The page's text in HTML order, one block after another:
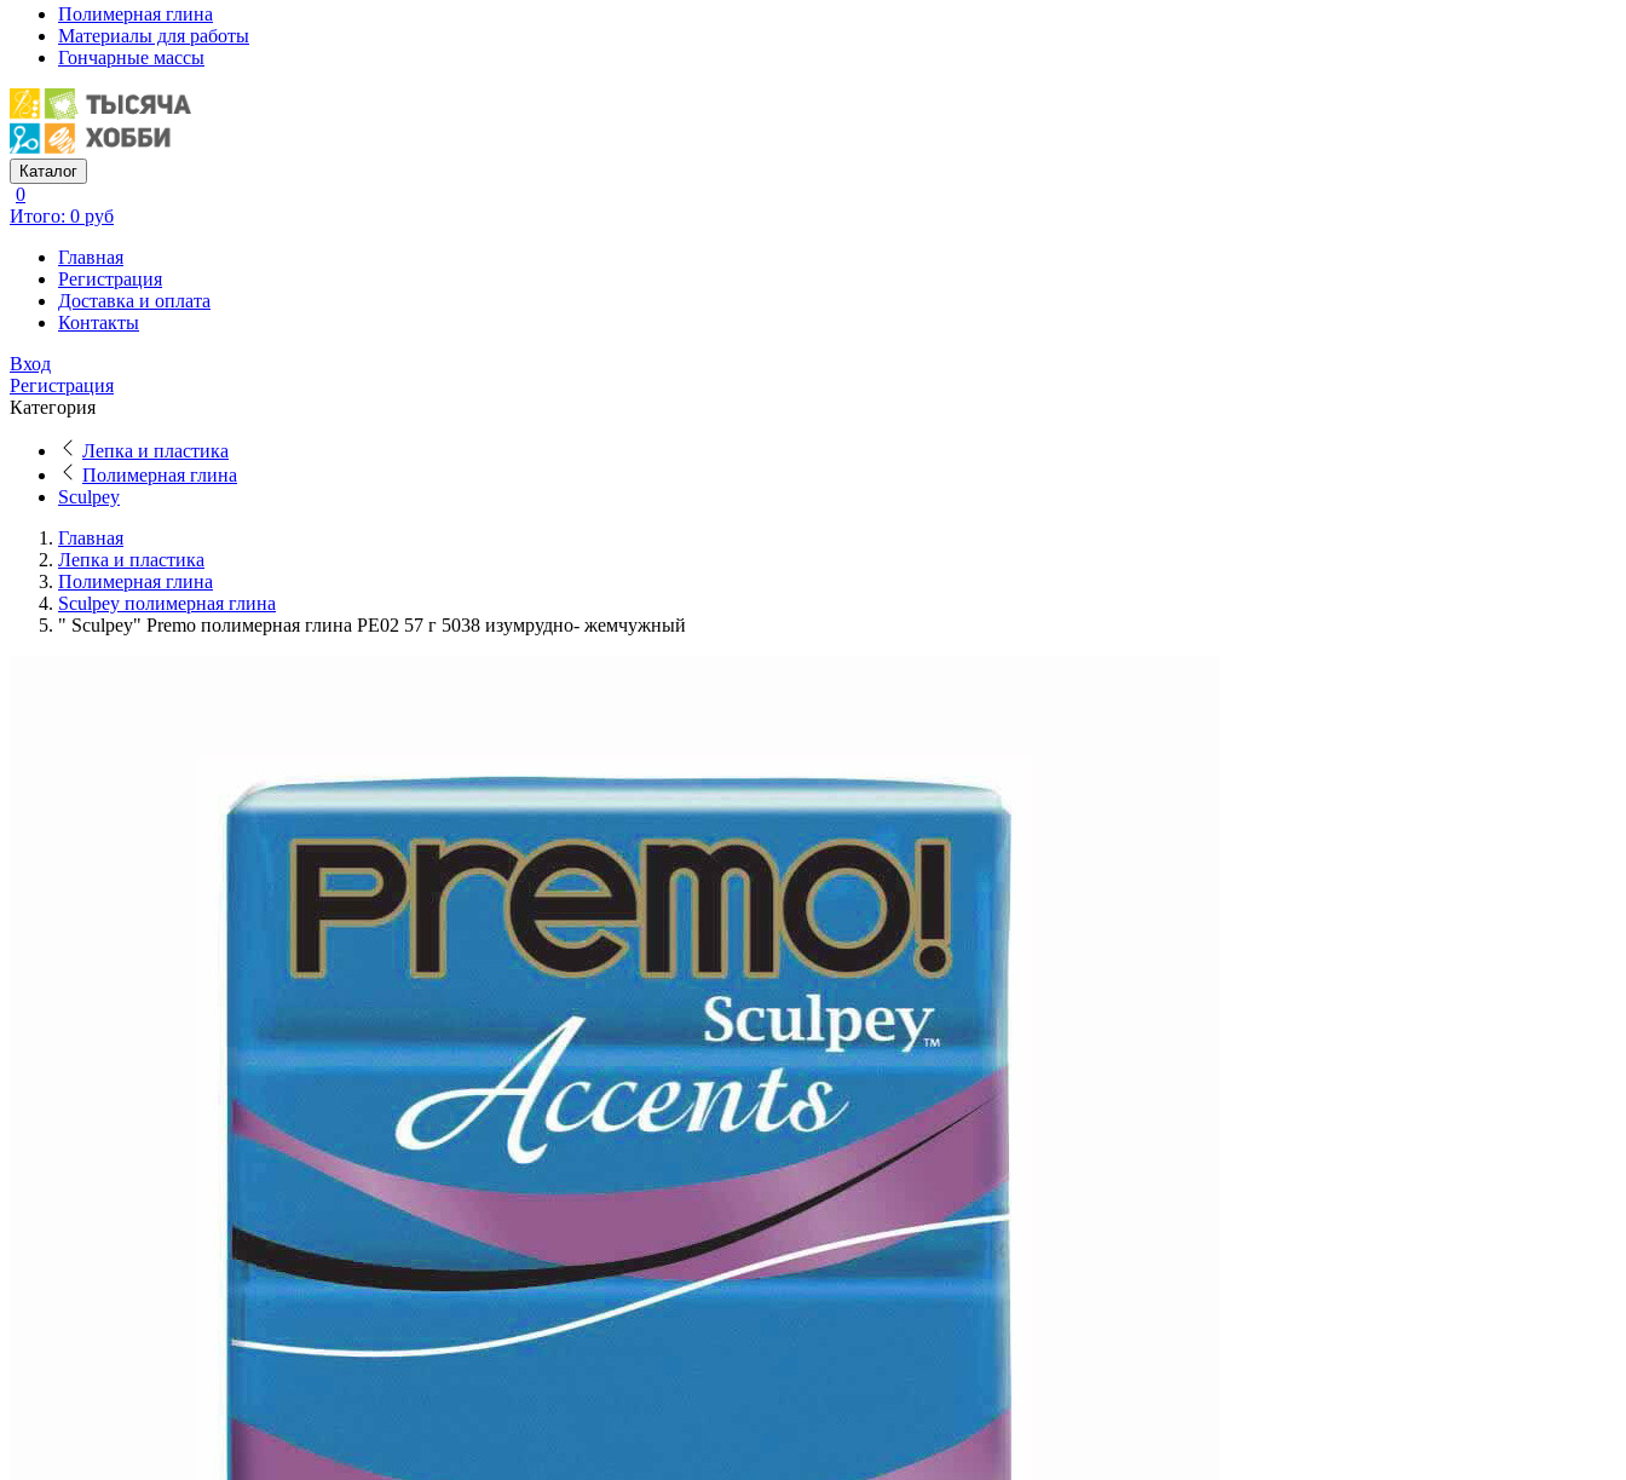
Полимерная глина
Материалы для работы
Гончарные массы
Каталог
0
Итого: 0 руб
Главная
Регистрация
Доставка и оплата
Контакты
Вход
Регистрация
Категория
Лепка и пластика
Полимерная глина
Sculpey
Главная
Лепка и пластика
Полимерная глина
Sculpey полимерная глина
" Sculpey" Premo полимерная глина PE02 57 г 5038 изумрудно- жемчужный